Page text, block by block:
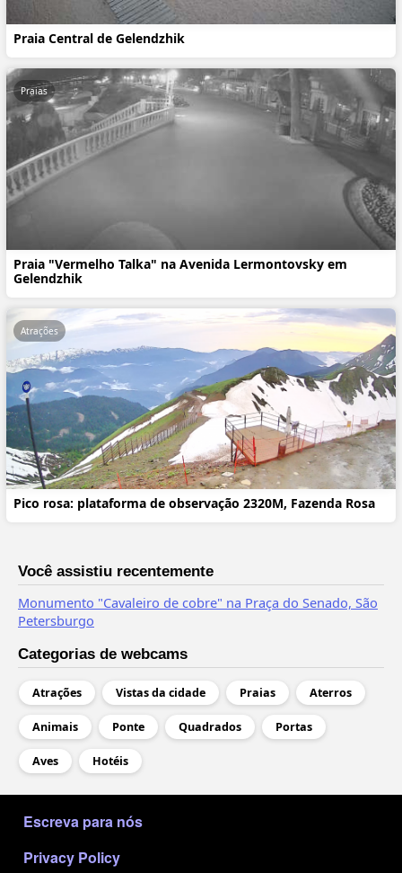
Praia Central de Gelendzhik
Praia "Vermelho Talka" na Avenida Lermontovsky em
Gelendzhik
Praias
Pico rosa: plataforma de observação 2320M, Fazenda Rosa
Atrações
Você assistiu recentemente
Monumento "Cavaleiro de cobre" na Praça do Senado, São
Petersburgo
Categorias de webcams
Atrações Vistas da cidade Praias Aterros
Animais Ponte Quadrados Portas
Aves Hotéis
Escreva para nós
Privacy Policy